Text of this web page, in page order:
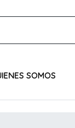
SOMOS